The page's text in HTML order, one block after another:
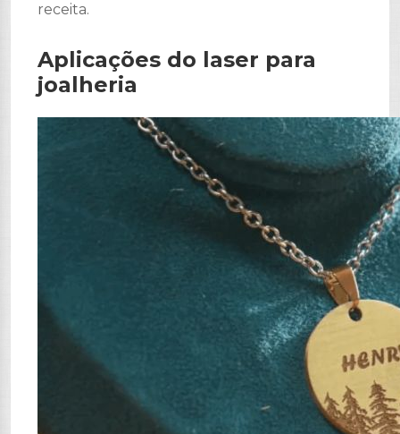
receita.
Aplicações do laser para
joalheria